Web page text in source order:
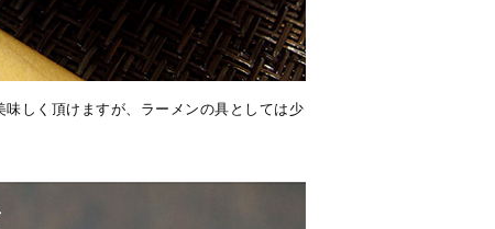
しく頂けますが、ラーメンの具としては少